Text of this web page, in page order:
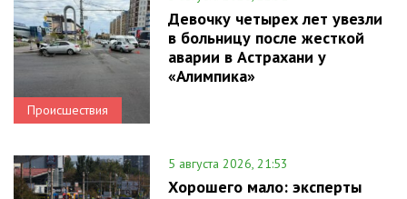
Происшествия
Девочку четырех лет увезли
в больницу после жесткой
аварии в Астрахани у
«Алимпика»
5 августа 2026, 21:53
Хорошего мало: эксперты